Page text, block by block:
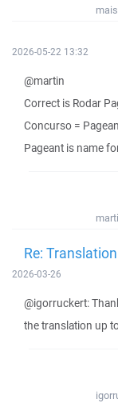
2026-05-22 13:32
@martin
Correct is Rodar
Concurso =
Pageant is name
Re:
2026-03-26
@igorruckert:
the translation up